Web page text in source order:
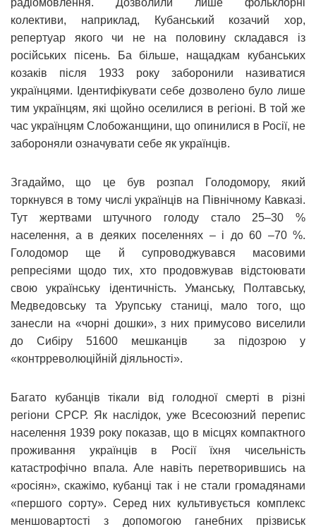
радіомовлення. Дозволили лише фольклорні
колективи, наприклад, Кубанський козачий хор,
репертуар якого чи не на половину складався із
російських пісень. Ба більше, нащадкам кубанських
козаків після 1933 року заборонили називатися
українцями. Ідентифікувати себе дозволено було лише
тим українцям, які щойно оселилися в регіоні. В той же
час українцям Слобожанщини, що опинилися в Росії, не
забороняли означувати себе як українців.
Згадаймо, що це був розпал Голодомору, який
торкнувся в тому числі українців на Північному Кавказі.
Тут жертвами штучного голоду стало 25–30 %
населення, а в деяких поселеннях – і до 60 –70 %.
Голодомор ще й супроводжувався масовими
репресіями щодо тих, хто продовжував відстоювати
свою українську ідентичність. Уманську, Полтавську,
Медведовську та Урупську станиці, мало того, що
занесли на «чорні дошки», з них примусово виселили
до Сибіру 51600 мешканців за підозрою у
«контрреволюційній діяльності».
Багато кубанців тікали від голодної смерті в різні
регіони СРСР. Як наслідок, уже Всесоюзний перепис
населення 1939 року показав, що в місцях компактного
проживання українців в Росії їхня чисельність
катастрофічно впала. Але навіть перетворившись на
«росіян», скажімо, кубанці так і не стали громадянами
«першого сорту». Серед них культивується комплекс
меншовартості з допомогою ганебних прізвиськ